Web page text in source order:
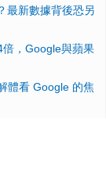
最新數據背後恐另
，Google與蘋果
體看 Google 的焦